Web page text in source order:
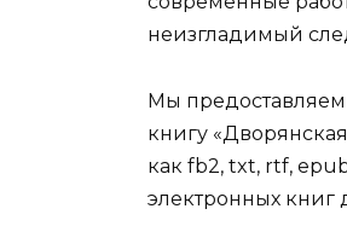
неизгладимый
Мы предоставляем
книгу
как fb2, txt, rtf,
электронных книг